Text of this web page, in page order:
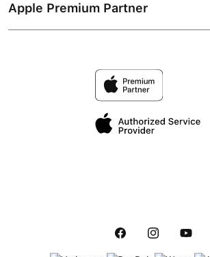
Apple Premium Partner